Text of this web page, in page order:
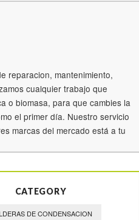
reparacion, mantenimiento,
cualquier trabajo que
o biomasa, para que cambies la
el primer día. Nuestro servicio
marcas del mercado está a tu
CATEGORY
DE CONDENSACION